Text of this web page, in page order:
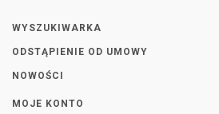
WYSZUKIWARKA
ODSTĄPIENIE OD UMOWY
NOWOŚCI
MOJE KONTO